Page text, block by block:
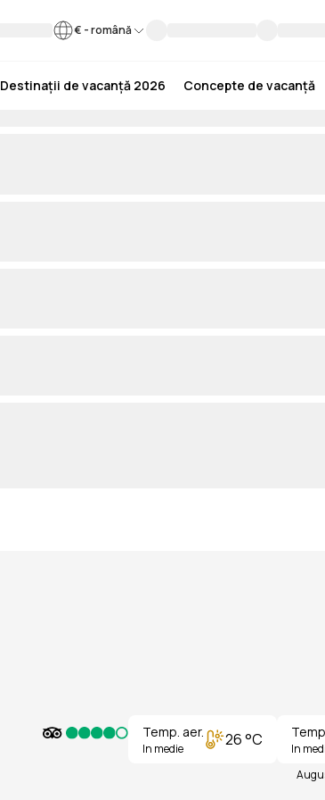
€ -română
Destinații de vacanță 2026 Concepte de vacanță
Temp. aer.
In medie 26 °C In